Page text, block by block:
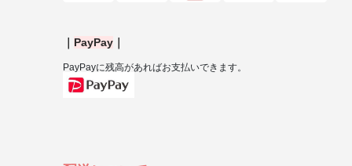
PayPay
PayPayに残高があればお支払いできます。